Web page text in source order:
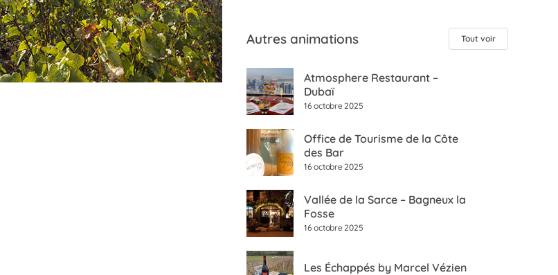
Autres animations Tout voir
Atmosphere Restaurant –
Dubaï
16 octobre 2025
Office de Tourisme de la Côte
des Bar
16 octobre 2025
Vallée de la Sarce – Bagneux la
Fosse
16 octobre 2025
Les Échappés by Marcel Vézien